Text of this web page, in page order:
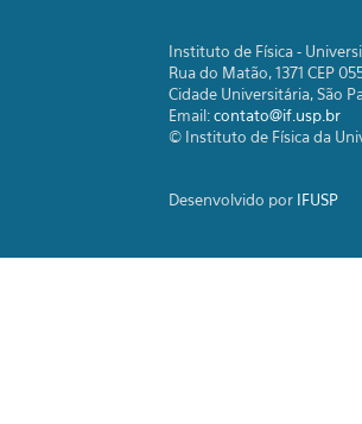
Instituto de Física -
Rua do Matão, 1371 CEP
Cidade Universitária, São
Email:contato@if.usp.br
© Instituto de Física da
Desenvolvido por IFUSP